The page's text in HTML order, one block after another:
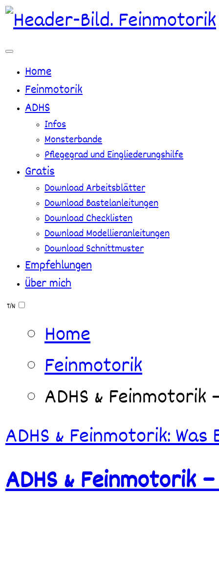
Zum
Inhalt
Home
Feinmotorik
ADHS
Infos
Monsterbande
Pflegegrad und Eingliederungshilfe
Gratis
Download Arbeitsblätter
Download Bastelanleitungen
Download Checklisten
Download Modellieranleitungen
Download Schnittmuster
Empfehlungen
Über mich
T/N
Home
Feinmotorik
ADHS &
ADHS & Feinmotorik:
ADHS & Feinmotorik